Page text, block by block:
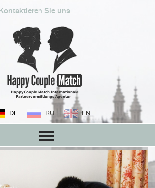
Kontaktieren Sie uns
DE RU EN